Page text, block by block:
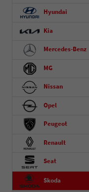
Hyundai
Kia
Mercedes-Benz
MG
Nissan
Opel
Peugeot
Renault
Seat
Skoda